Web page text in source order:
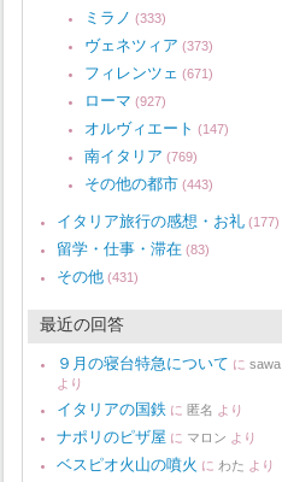
ミラノ (333)
ヴェネツィア (373)
フィレンツェ (671)
ローマ (927)
オルヴィエート (147)
南イタリア (769)
その他の都市 (443)
イタリア旅行の感想・お礼 (177)
留学・仕事・滞在 (83)
その他 (431)
最近の回答
９月の寝台特急について に sawa
より
イタリアの国鉄 に 匿名 より
ナポリのピザ屋 に マロン より
ベスピオ火山の噴火 に わた より